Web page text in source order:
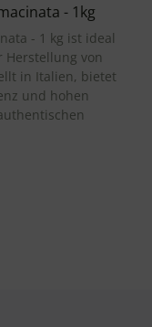
- 1kg
- 1 kg ist ideal
Herstellung von
in Italien, bietet
und hohen